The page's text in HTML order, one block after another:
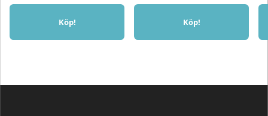
Köp! Köp!